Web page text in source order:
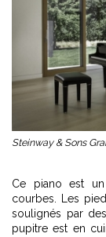
Steinway & Sons
Ce piano est
courbes. Les
soulignés par
pupitre est en